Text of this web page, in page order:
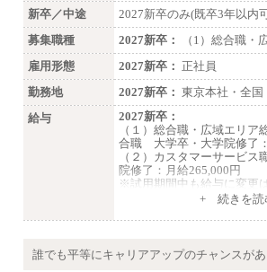
島県、山口県、香川県、福
※5…青森県、鳥取県、島根
知県、大分県、長崎県、熊
児島県、沖縄県、福島県、
◆パート・アルバイト
時給制：最低時給額 1,050
り異なる。
【エアサーブ】
月給223,000円～
・試用期間中も給与変更な
新卒／中途
2027新卒のみ(既卒3年以内
募集職種
2027新卒：
（1）総合職・
雇用形態
2027新卒： 正社員
勤務地
2027新卒： 東京本社・全国
給与
2027新卒：
（１）総合職・広域エリア
合職 大学卒・大学院修了
（２）カスタマーサービ
院修了：月給265,000円
※試用期間中も給与に変更
+ 続きを読
誰でも平等にキャリアアップのチャンスがあ